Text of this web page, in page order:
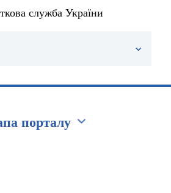
служба України
порталу